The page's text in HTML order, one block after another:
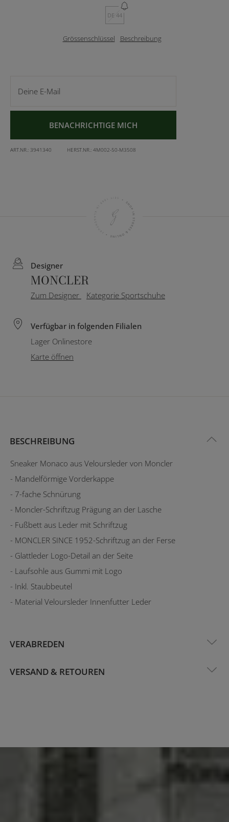
DE 44
Grössenschlüssel Beschreibung
BENACHRICHTIGE MICH
ART.NR.: 3941340 HERST.NR.: 4M002-50-M3508
Designer
MONCLER
Zum Designer Kategorie Sportschuhe
Verfügbar in folgenden Filialen
Lager Onlinestore
Karte öffnen
BESCHREIBUNG
Sneaker Monaco aus Veloursleder von Moncler
- Mandelförmige Vorderkappe
- 7-fache Schnürung
- Moncler-Schriftzug Prägung an der Lasche
- Fußbett aus Leder mit Schriftzug
- MONCLER SINCE 1952-Schriftzug an der Ferse
- Glattleder Logo-Detail an der Seite
- Laufsohle aus Gummi mit Logo
- Inkl. Staubbeutel
- Material Veloursleder Innenfutter Leder
VERABREDEN
VERSAND & RETOUREN